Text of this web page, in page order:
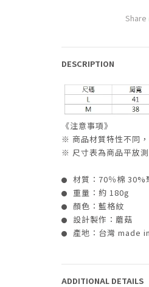
Share
DESCRIPTION
《注意事項》
※ 商品材質特性不同
※ 尺寸表為商品平放
● 材質：70％棉 30%
● 重量：約 180g
● 顏色：藍格紋
● 設計製作：蘑菇
● 產地：台灣 made
ADDITIONAL DETAILS